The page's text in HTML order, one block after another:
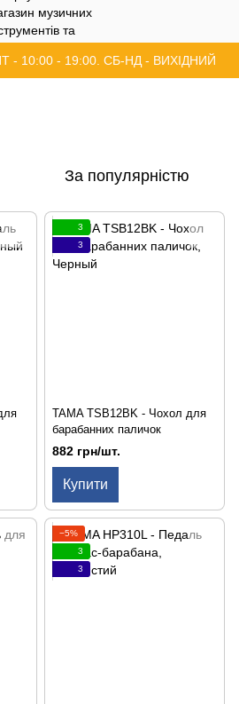
- 10:00 - 19:00. СБ-НД - ВИХІДНИЙ
За популярністю
3
3
TAMA TSB12BK - Чохол для
барабанних паличок
882 грн/шт.
Купити
−5%
3
3